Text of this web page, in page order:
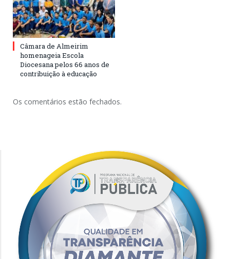
Câmara de Almeirim
homenageia Escola
Diocesana pelos 66 anos de
contribuição à educação
Os comentários estão fechados.